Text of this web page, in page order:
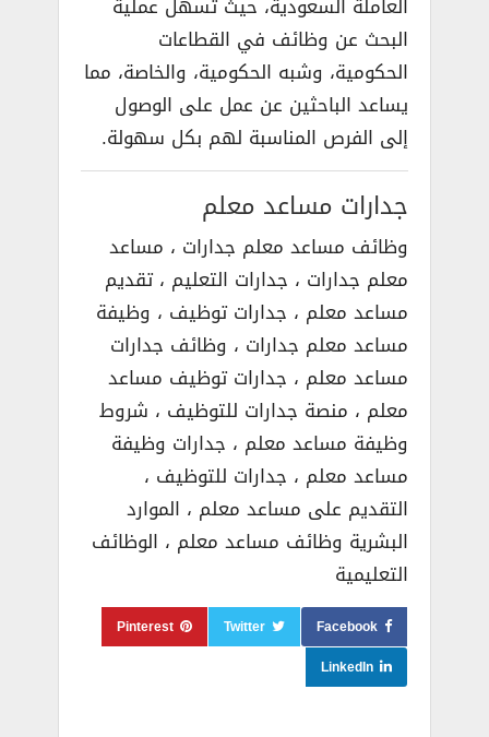
البحث عن وظائف في القطاعات
الحكومية، وشبه الحكومية، والخاصة، مما
يساعد الباحثين عن عمل على الوصول
إلى الفرص المناسبة لهم بكل سهولة.
جدارات مساعد معلم
وظائف مساعد معلم جدارات ، مساعد
معلم جدارات ، جدارات التعليم ، تقديم
مساعد معلم ، جدارات توظيف ، وظيفة
مساعد معلم جدارات ، وظائف جدارات
مساعد معلم ، جدارات توظيف مساعد
معلم ، منصة جدارات للتوظيف ، شروط
وظيفة مساعد معلم ، جدارات وظيفة
مساعد معلم ، جدارات للتوظيف ،
التقديم على مساعد معلم ، الموارد
البشرية وظائف مساعد معلم ، الوظائف
التعليمية
Facebook
Twitter
Pinterest
LinkedIn